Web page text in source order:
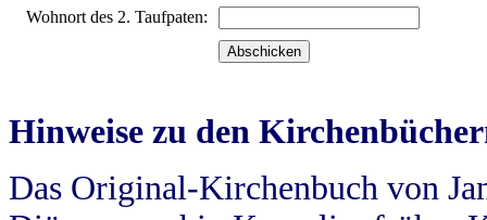
Wohnort des 2. Taufpaten:
Hinweise zu den
Das Original-Kirchenbuch von